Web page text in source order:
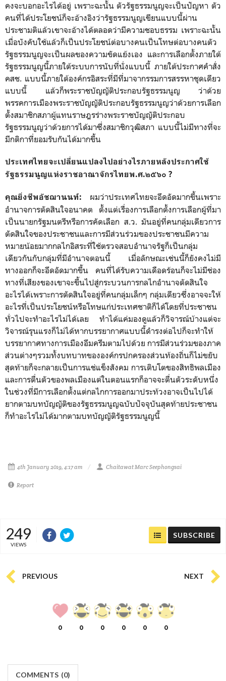
คงจะบอกอะไรได้อยู่ เพราะฉะนั้น ตัวรัฐธรรมนูญจะเป็นปัญหา ตัว
คนที่ได้ประโยชน์ก็จะอ้างอิงว่ารัฐธรรมนูญเขียนแบบนี้ผ่าน
ประชามติแล้วเขาจะอ้างได้ตลอดว่ามีความชอบธรรม เพราะฉะนั้น
เมื่อบังคับใช้แล้วก็เป็นประโยชน์ต่อบางคนเป็นโทษต่อบางคนตัว
รัฐธรรมนูญจะเป็นผลของความขัดแย้งเอง และการเลือกตั้งภายใต้
รัฐธรรมนูญนี้ภายใต้ระบบการนับที่นั่งแบบนี้ ภายใต้ประกาศคำสั่ง
คสช. แบบนี้ภายใต้องค์กรอิสระที่มีที่มาจากรรมการสรรหาชุดเดียว
แบบนี้ แล้วก็พระราชบัญญัติประกอบรัฐธรรมนูญ ว่าด้วย
พรรคการเมืองพระราชบัญญัติประกอบรัฐธรรมนูญว่าด้วยการเลือก
ตั้งสมาชิกสภาผู้แทนราษฎรร่างพระราชบัญญัติประกอบ
รัฐธรรมนูญว่าด้วยการได้มาซึ่งสมาชิกวุฒิสภา แบบนี้ไม่มีทางที่จะ
มีกติกาที่ยอมรับกันได้มากขึ้น
ประเทศไทยจะเปลี่ยนแปลงไปอย่างไรภายหลังประกาศใช้
รัฐธรรมนูญแห่งราชอาณาจักรไทยพ.ศ.๒๕๖๐ ?
คุณยิ่งชีพอัชฌานนท์: ผมว่าประเทศไทยจะอึดอัดมากขึ้นเพราะ
อำนาจการตัดสินใจอนาคต ตั้งแต่เรื่องการเลือกตั้งการเลือกผู้ที่มา
เป็นนายกรัฐมนตรีหรือการคัดเลือก ส.ว. มันอยู่ที่คนกลุ่มเดียวการ
ตัดสินใจของประชาชนและการมีส่วนร่วมของประชาชนมีความ
หมายน้อยมากกลไกอิสระที่ใช้ตรวจสอบอำนาจรัฐก็เป็นกลุ่ม
เดียวกันกับกลุ่มที่มีอำนาจตอนนี้ เมื่อลักษณะเช่นนี้ก็ยังคงไม่มี
ทางออกก็จะอึดอัดมากขึ้น คนที่ได้รับความเดือดร้อนก็จะไม่มีช่อง
ทางที่เสียงของเขาจะขึ้นไปสู่กระบวนการกลไกอำนาจตัดสินใจ
อะไรได้เพราะการตัดสินใจอยู่ที่คนกลุ่มเล็กๆ กลุ่มเดียวซึ่งอาจจะให้
อะไรที่เป็นประโยชน์หรือโทษแก่ประเทศชาติก็ได้โดยที่ประชาชน
ทั่วไปจะทำอะไรไม่ได้เลย ทำได้แค่มองดูแล้วก็วิจารณ์บ้างแต่จะ
วิจารณ์รุนแรงก็ไม่ได้หากบรรยากาศแบบนี้ดำรงต่อไปก็จะทำให้
บรรยากาศทางการเมืองอึมครึมตามไปด้วย การมีส่วนร่วมของภาค
ส่วนต่างๆรวมทั้งบทบาทขององค์กรปกครองส่วนท้องถิ่นก็ไม่ขยับ
สุดท้ายก็จะกลายเป็นการแช่แข็งสังคม การเติบโตของสิทธิพลเมือง
และการตื่นตัวของพลเมืองแต่ในตอนแรกก็อาจจะตื่นตัวระดับหนึ่ง
ในช่วงที่มีการเลือกตั้งแต่กลไกการออกมาประท้วงอาจเป็นไปได้
ยากตามบทบัญญัติของรัฐธรรมนูญฉบับปัจจุบันสุดท้ายประชาชน
ก็ทำอะไรไม่ได้มากตามบทบัญญัติรัฐธรรมนูญนี้
4th January 2019, 4:17 am Chaitawat Marc Seephongsai
Report
249
VIEWS
SUBSCRIBE
PREVIOUS NEXT
0 0 0 0 0 0
COMMENTS (0)